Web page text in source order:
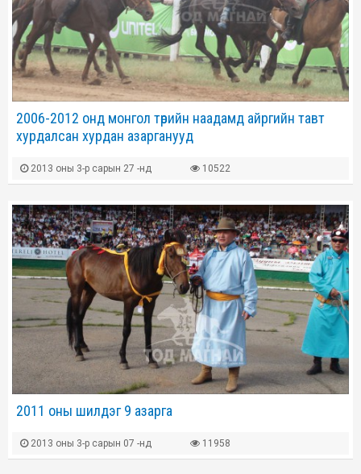
2006-2012 онд монгол төрийн наадамд айргийн тавт
хурдалсан хурдан азарганууд
2013 оны 3-р сарын 27 -нд 10522
2011 оны шилдэг 9 азарга
2013 оны 3-р сарын 07 -нд 11958